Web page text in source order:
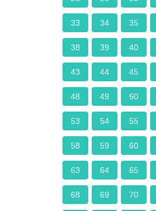
33 34 35
38 39 40
43 44 45
48 49 50
53 54 55
58 59 60
63 64 65
68 69 70